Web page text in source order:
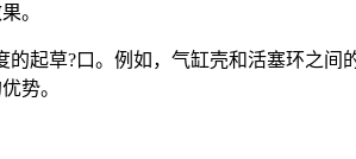
。
起草?口。例如，气缸壳和活塞环之
势。